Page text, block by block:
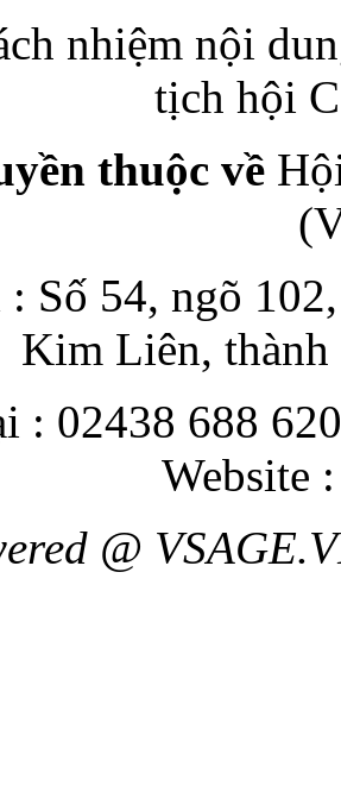
nhiệm nội
tịch hội
thuộc về
Số 54, ngõ
Kim Liên,
: 02438 688
Website
@